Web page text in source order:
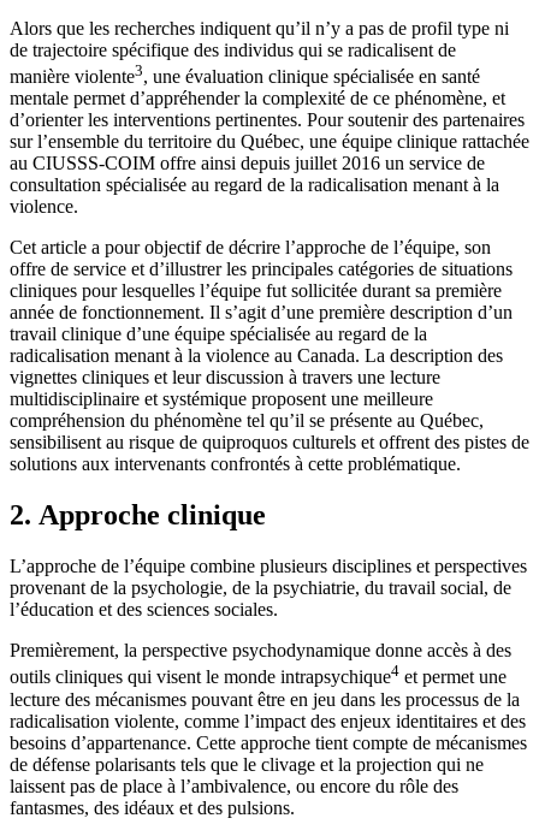
Alors que les recherches indiquent qu’il n’y a pas de profil type ni
de trajectoire spécifique des individus qui se radicalisent de
manière violente3, une évaluation clinique spécialisée en santé
mentale permet d’appréhender la complexité de ce phénomène, et
d’orienter les interventions pertinentes. Pour soutenir des partenaires
sur l’ensemble du territoire du Québec, une équipe clinique rattachée
au CIUSSS-COIM offre ainsi depuis juillet 2016 un service de
consultation spécialisée au regard de la radicalisation menant à la
violence.
Cet article a pour objectif de décrire l’approche de l’équipe, son
offre de service et d’illustrer les principales catégories de situations
cliniques pour lesquelles l’équipe fut sollicitée durant sa première
année de fonctionnement. Il s’agit d’une première description d’un
travail clinique d’une équipe spécialisée au regard de la
radicalisation menant à la violence au Canada. La description des
vignettes cliniques et leur discussion à travers une lecture
multidisciplinaire et systémique proposent une meilleure
compréhension du phénomène tel qu’il se présente au Québec,
sensibilisent au risque de quiproquos culturels et offrent des pistes de
solutions aux intervenants confrontés à cette problématique.
2. Approche clinique
L’approche de l’équipe combine plusieurs disciplines et perspectives
provenant de la psychologie, de la psychiatrie, du travail social, de
l’éducation et des sciences sociales.
Premièrement, la perspective psychodynamique donne accès à des
outils cliniques qui visent le monde intrapsychique4 et permet une
lecture des mécanismes pouvant être en jeu dans les processus de la
radicalisation violente, comme l’impact des enjeux identitaires et des
besoins d’appartenance. Cette approche tient compte de mécanismes
de défense polarisants tels que le clivage et la projection qui ne
laissent pas de place à l’ambivalence, ou encore du rôle des
fantasmes, des idéaux et des pulsions.